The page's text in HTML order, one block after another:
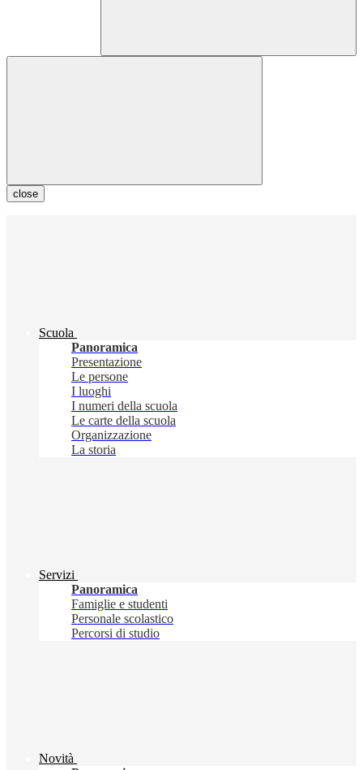
close
Scuola
Panoramica
Presentazione
Le persone
I luoghi
I numeri della scuola
Le carte della scuola
Organizzazione
La storia
Servizi
Panoramica
Famiglie e studenti
Personale scolastico
Percorsi di studio
Novità